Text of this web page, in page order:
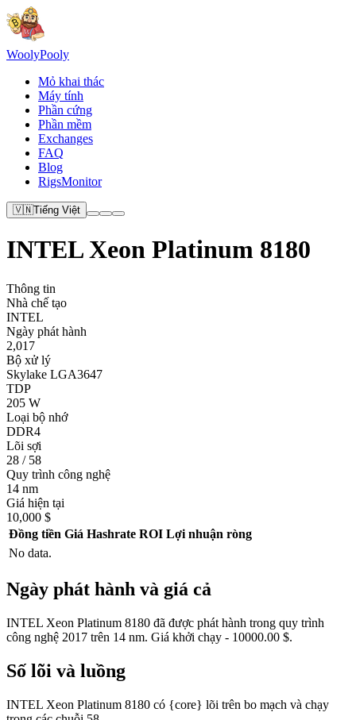
WoolyPooly
Mỏ khai thác
Máy tính
Phần cứng
Phần mềm
Exchanges
FAQ
Blog
RigsMonitor
🇻🇳Tiếng Việt
INTEL Xeon Platinum 8180
Thông tin
Nhà chế tạo
INTEL
Ngày phát hành
2,017
Bộ xử lý
Skylake LGA3647
TDP
205 W
Loại bộ nhớ
DDR4
Lõi sợi
28 / 58
Quy trình công nghệ
14 nm
Giá hiện tại
10,000 $
Đồng tiền Giá Hashrate ROI Lợi nhuận ròng
No data.
Ngày phát hành và giá cả
INTEL Xeon Platinum 8180 đã được phát hành trong quy trình
công nghệ 2017 trên 14 nm. Giá khởi chạy - 10000.00 $.
Số lõi và luồng
INTEL Xeon Platinum 8180 có {core} lõi trên bo mạch và chạy